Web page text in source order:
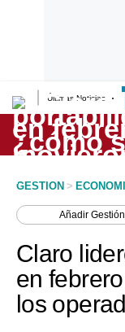
Últimas Noticias
Lo último
Peru Quiosco
Economía
Mercados
GESTION >
AñadirGestión
Claro
en
los